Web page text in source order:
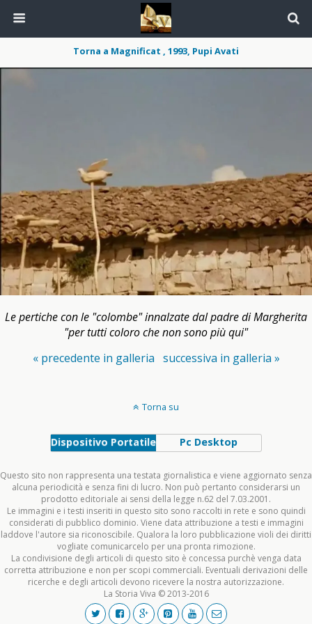
Torna a Magnificat , 1993, Pupi Avati
Le pertiche con le "colombe" innalzate dal padre di Margherita
"per tutti coloro che non sono più qui"
« precedente in galleria successiva in galleria »
Torna su
Dispositivo Portatile Pc Desktop
Questo sito non rappresenta una testata giornalistica e viene aggiornato senza
alcuna periodicità e senza fini di lucro. Non può pertanto considerarsi un
prodotto editoriale ai sensi della legge n.62 del 7.03.2001.
Le immagini e i testi inseriti in questo sito sono raccolti in rete e sono quindi
considerati di pubblico dominio. Viene data attribuzione a testi e immagini
laddove l'autore sia riconoscibile. Qualora la loro pubblicazione violi dei diritti
vogliate comunicarcelo per una pronta rimozione.
La condivisione degli articoli di questo sito è concessa purchè venga data
corretta attribuzione e non per scopi commerciali. Eventuali derivazioni delle
ricerche e degli articoli devono ricevere la nostra autorizzazione.
La Storia Viva © 2013-2016